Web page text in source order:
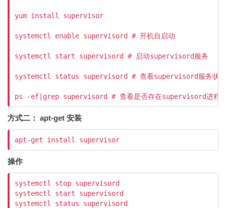
yum install supervisor
systemctl enable supervisord # 开机自启动
systemctl start supervisord # 启动supervisord服务
systemctl status supervisord # 查看supervisord服务状态
方式二： apt-get 安装
操作
systemctl stop supervisord
systemctl start supervisord
systemctl status supervisord